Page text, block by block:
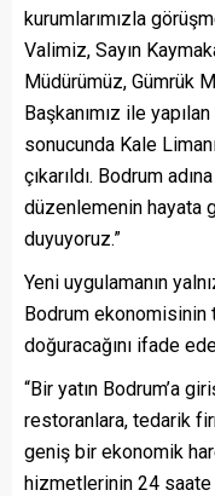
kurumlarımızla
Valimiz, Sayın
Müdürümüz, Gümrük
Başkanımız ile
sonucunda Kale
çıkarıldı. Bodrum
düzenlemenin hayata
duyuyoruz.”
Yeni uygulamanın
Bodrum ekonomisinin
doğuracağını ifade
“Bir yatın Bodrum’a
restoranlara, tedarik
geniş bir ekonomik
hizmetlerinin 24 saate